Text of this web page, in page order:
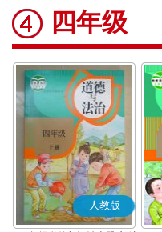
四年级
人教版